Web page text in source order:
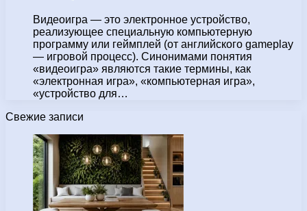
Видеоигра — это электронное устройство,
реализующее специальную компьютерную
программу или геймплей (от английского gameplay
— игровой процесс). Синонимами понятия
«видеоигра» являются такие термины, как
«электронная игра», «компьютерная игра»,
«устройство для…
Свежие записи